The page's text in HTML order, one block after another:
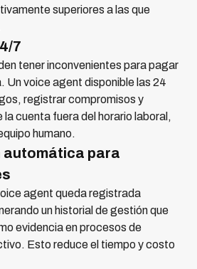
superiores a las que
7
tener inconvenientes para pagar
Un voice agent disponible las 24
registrar compromisos y
cuenta fuera del horario laboral,
humano.
automática para
agent queda registrada
un historial de gestión que
evidencia en procesos de
Esto reduce el tiempo y costo